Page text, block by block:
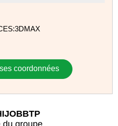
coordonnées
du groupe